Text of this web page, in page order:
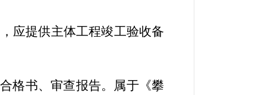
应提供主体工程竣工验收备
格书、审查报告。属于《攀